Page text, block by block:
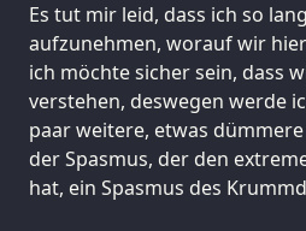
Es tut mir leid, dass ich so
aufzunehmen, worauf wir
ich möchte sicher sein, dass
verstehen, deswegen werde
paar weitere, etwas
der Spasmus, der den
hat, ein Spasmus des